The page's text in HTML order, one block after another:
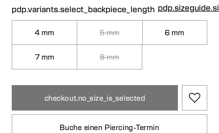
pdp.variants.select_backpiece_length
4 mm 5 mm 6 mm
7 mm 8 mm
checkout.no_size_is_selected
Buche einen Piercing-Termin